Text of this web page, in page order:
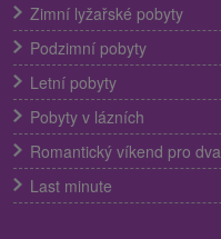
Zimní lyžařské pobyty
Podzimní pobyty
Letní pobyty
Pobyty v lázních
Romantický víkend pro dva
Last minute